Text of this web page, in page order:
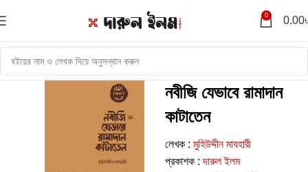
0 0.00
নবীজি যেভাবে রামাদান
কাটাতেন
লেখক :মুহিউদ্দীন মাযহারী
প্রকাশক :দারুল ইলম